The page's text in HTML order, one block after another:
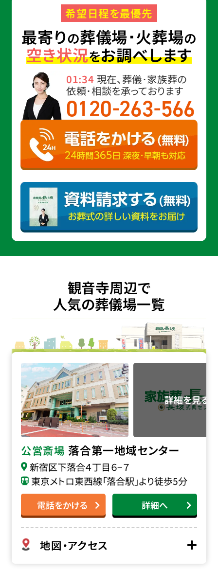
希望日程を最優先
最寄りの葬儀場･火葬場の
空き状況をお調べします
01:34 現在、葬儀･家族葬の
依頼･相談を承っております
0120-263-566
観音寺周辺で
人気の葬儀場一覧
公営斎場 落合第一地域センター
新宿区下落合４丁目６−７
東京メトロ東西線「落合駅」より徒歩5分
電話をかける 詳細へ
地図・アクセス
落合第一地域センターの詳細へ